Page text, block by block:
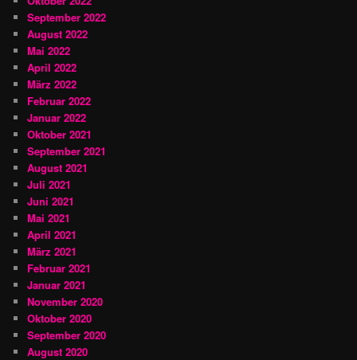
September 2022
August 2022
Mai 2022
April 2022
März 2022
Februar 2022
Januar 2022
Oktober 2021
September 2021
August 2021
Juli 2021
Juni 2021
Mai 2021
April 2021
März 2021
Februar 2021
Januar 2021
November 2020
Oktober 2020
September 2020
August 2020